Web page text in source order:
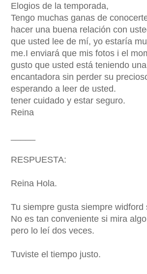
Elogios de la temporada,
Tengo muchas ganas de
hacer una buena relación con
que usted lee de mí, yo estaría
me.I enviará que mis fotos i el
gusto que usted está teniendo
encantadora sin perder su
esperando a leer de usted.
tener cuidado y estar seguro.
Reina
RESPUESTA:
Reina Hola.
Tu siempre gusta siempre
No es tan conveniente si mira
pero lo leí dos veces.
Tuviste el tiempo justo.